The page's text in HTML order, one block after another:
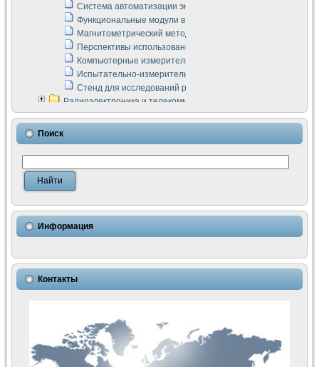
Система автоматизации экспериментальных
Функциональные модули в стандарте Nl SCXI для
Магнитометрический метод в дефектоскопии сварных
Перспективы использования машинного зрения в
Компьютерные измерительные системы для
Испытательно-измерительный комплекс аппаратуры для
Стенд для исследований рабочих процессов ДВС в
Радиоэлектроника и телекоммуникации
LabVIEW в расчетах радиолиний систем передачи данных
Аппаратно-программный комплекс для исследования
Виртуальный лабораторный стенд для исследования
Измерение шумовых параметров операционных
Измерительный преобразователь на основе цифровой
Использование NI LabVIEW для математического
Исследовние возможности создания измерителя ВАХ
Математическое моделирование генератора сигналов -
Применение осциллографического модуля с высоким
Симуляция отклика импульсного радиолокационного
Автоматизация формирования уравнений состояния для
Разработка автоматизированного стенда для измерения
Применение среды LabVIEW для построения картины
Портативная система для определения показателей
Использование LabVIEW для управления источником
Поиск
Информация
Контакты